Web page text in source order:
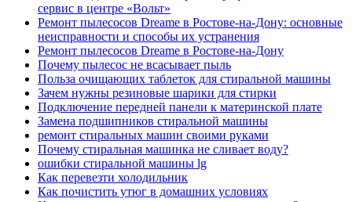
сервис в центре «Вольт»
Ремонт пылесосов Dreame в Ростове-на-Дону: основные
неисправности и способы их устранения
Ремонт пылесосов Dreame в Ростове-на-Дону
Почему пылесос не всасывает пыль
Польза очищающих таблеток для стиральной машины
Зачем нужны резиновые шарики для стирки
Подключение передней панели к материнской плате
Замена подшипников стиральной машины
ремонт стиральных машин своими руками
Почему стиральная машинка не сливает воду?
ошибки стиральной машины lg
Как перевезти холодильник
Как почистить утюг в домашних условиях